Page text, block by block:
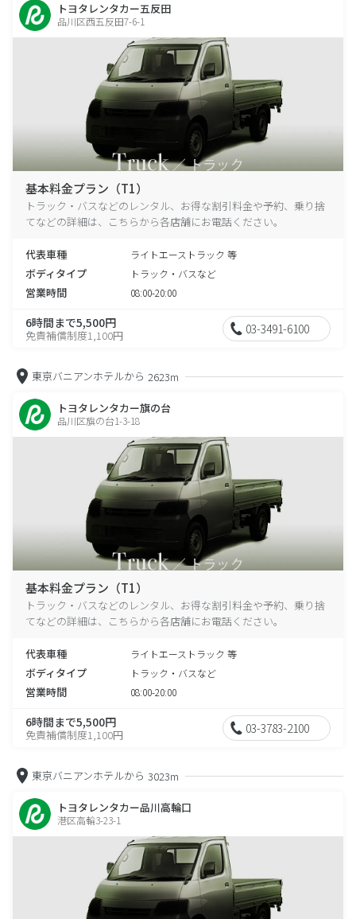
トヨタレンタカー五反田
品川区西五反田7-6-1
基本料金プラン（T1）
トラック・バスなどのレンタル、お得な割引料金や予約、乗り捨
てなどの詳細は、こちらから各店舗にお電話ください。
代表車種 ライトエーストラック 等
ボディタイプ トラック・バスなど
営業時間 08:00-20:00
6時間まで5,500円
免責補償制度1,100円 03-3491-6100
東京バニアンホテルから 2623m
トヨタレンタカー旗の台
品川区旗の台1-3-18
基本料金プラン（T1）
トラック・バスなどのレンタル、お得な割引料金や予約、乗り捨
てなどの詳細は、こちらから各店舗にお電話ください。
代表車種 ライトエーストラック 等
ボディタイプ トラック・バスなど
営業時間 08:00-20:00
6時間まで5,500円
免責補償制度1,100円 03-3783-2100
東京バニアンホテルから 3023m
トヨタレンタカー品川高輪口
港区高輪3-23-1